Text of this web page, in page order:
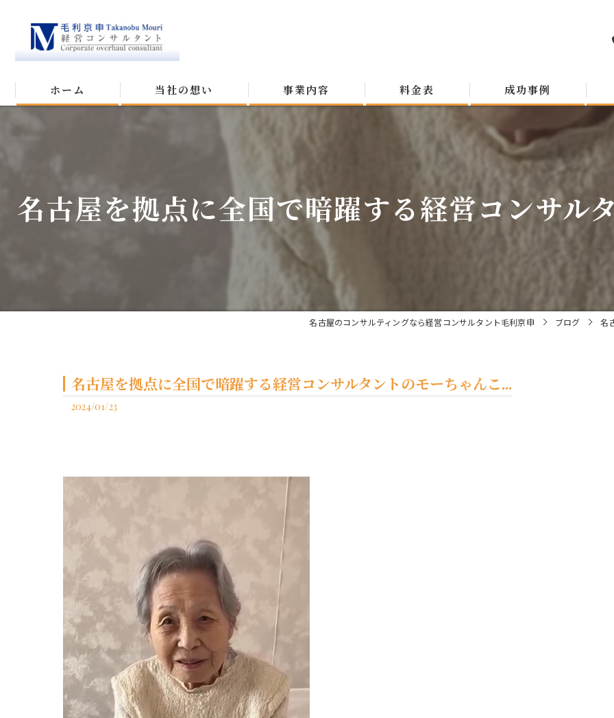
ホーム 当社の想い 事業内容 料金表 成功事例
名古屋を拠点に全国で暗躍する経営コンサル
名古屋のコンサルティングなら経営コンサルタント毛利京申 ブログ 名
名古屋を拠点に全国で暗躍する経営コンサルタントのモーちゃんこ...
2024/01/23